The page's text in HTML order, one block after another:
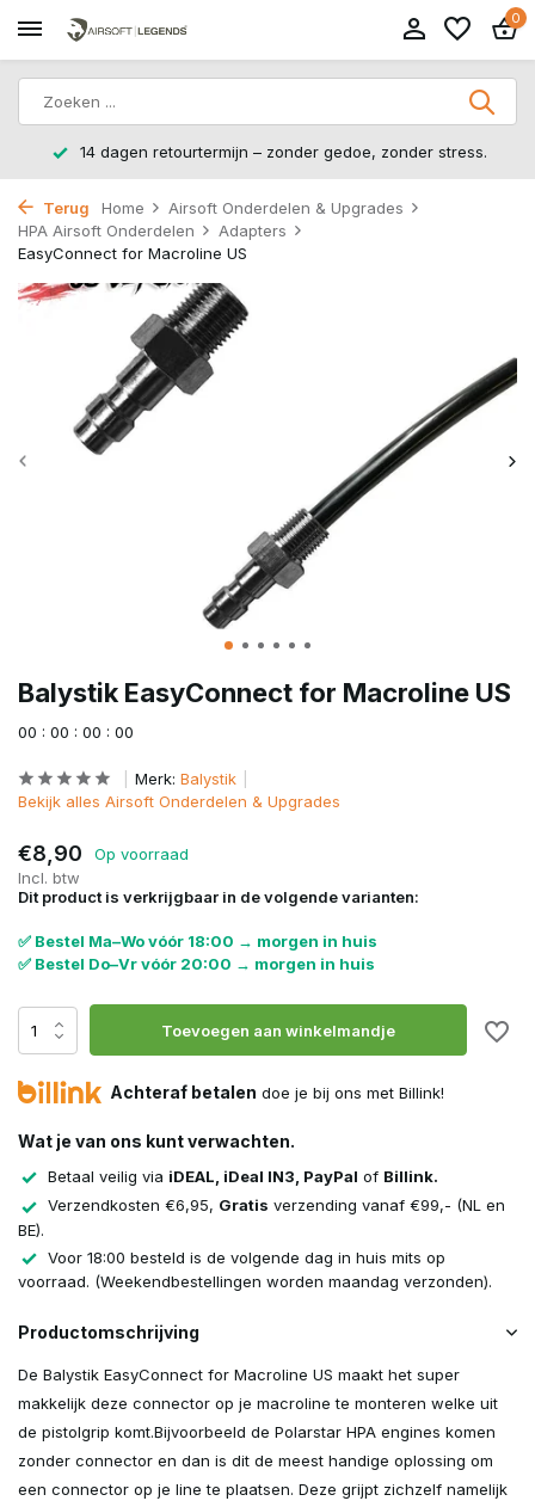
0
14 dagen retourtermijn – zonder gedoe, zonder stress.
Terug Home
Airsoft Onderdelen & Upgrades
HPA Airsoft Onderdelen
Adapters
EasyConnect for Macroline US
Balystik EasyConnect for Macroline US
00 : 00 : 00 : 00
Merk: Balystik
Bekijk alles Airsoft Onderdelen & Upgrades
€8,90
Op voorraad
Incl. btw
Dit product is verkrijgbaar in de volgende varianten:
✅ Bestel Ma–Wo vóór 18:00 → morgen in huis
✅ Bestel Do–Vr vóór 20:00 → morgen in huis
Toevoegen aan winkelmandje
Achteraf betalen doe je bij ons met Billink!
Wat je van ons kunt verwachten.
Betaal veilig via iDEAL, iDeal IN3, PayPal of Billink.
Verzendkosten €6,95, Gratis verzending vanaf €99,- (NL en
BE).
Voor 18:00 besteld is de volgende dag in huis mits op
voorraad. (Weekendbestellingen worden maandag verzonden).
Productomschrijving
De Balystik EasyConnect for Macroline US maakt het super
makkelijk deze connector op je macroline te monteren welke uit
de pistolgrip komt.Bijvoorbeeld de Polarstar HPA engines komen
zonder connector en dan is dit de meest handige oplossing om
een connector op je line te plaatsen. Deze grijpt zichzelf namelijk